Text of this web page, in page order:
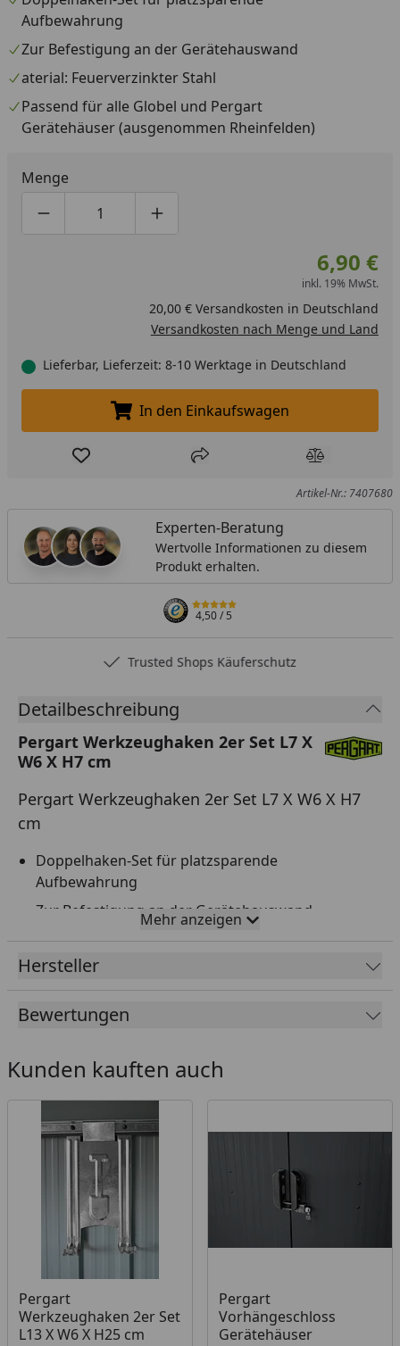
Aufbewahrung
Zur Befestigung an der Gerätehauswand
aterial: Feuerverzinkter Stahl
Passend für alle Globel und Pergart
Gerätehäuser (ausgenommen Rheinfelden)
Menge
Produktmenge um eins verringern
Produktmenge manuell eingeben
Produktmenge um eins erhöhen
6,90 €
inkl. 19% MwSt.
20,00 € Versandkosten in Deutschland
Versandkosten nach Menge und Land
Lieferbar, Lieferzeit: 8-10 Werktage in Deutschland
In den Einkaufswagen legen
In den Einkaufswagen
Produkt zur Wunschliste hinzufügen
Teilen Produkt
Artikel-Nr.: 7407680
Experten-Beratung
Wertvolle Informationen zu diesem
Produkt erhalten.
4,50/ 5
Trusted Shops Käuferschutz
Detailbeschreibung
Pergart Werkzeughaken 2er Set L7 X
W6 X H7 cm
Pergart Werkzeughaken 2er Set L7 X W6 X H7
cm
Doppelhaken-Set für platzsparende
Aufbewahrung
Zur Befestigung an der Gerätehauswand
Material: Feuerverzinkter Stahl
Passend für alle Globel und Pergart Gerätehäuser
(ausgenommen Rheinfelden)
Mehr anzeigen
Hersteller
Bewertungen
Kunden kauften auch
Pergart
Werkzeughaken 2er Set
L13 X W6 X H25 cm
Pergart
Vorhängeschloss
Gerätehäuser